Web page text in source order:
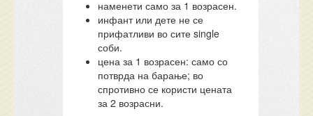
наменети само за 1 возрасен.
инфант или дете не се
прифатливи во сите single
соби.
цена за 1 возрасен: само со
потврда на барање; во
спротивно се користи цената
за 2 возрасни.